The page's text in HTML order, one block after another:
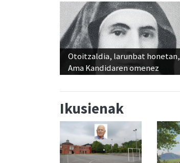
Otoitzaldia, larunbat honetan,
Ama Kandidaren omenez
Ikusienak